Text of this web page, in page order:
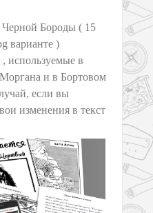
Бороды ( 15
варианте )
в
и в Бортовом
если вы
изменения в текст